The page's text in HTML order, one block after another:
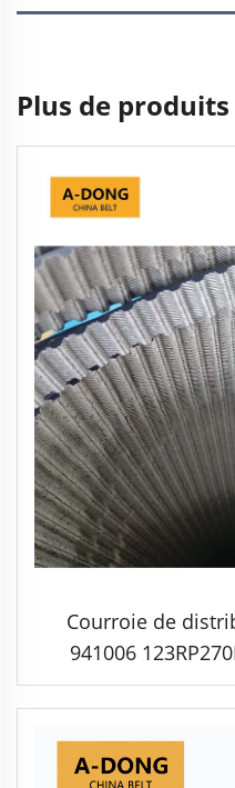
Plus de produits
Courroie de
941006